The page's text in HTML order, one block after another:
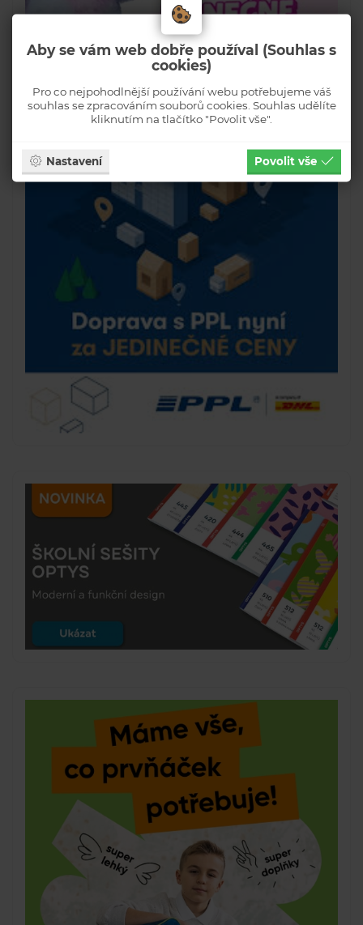
Aby se vám web dobře používal (Souhlas s
cookies)
Pro co nejpohodlnější používání webu potřebujeme váš
souhlas se zpracováním souborů cookies. Souhlas udělíte
kliknutím na tlačítko "Povolit vše".
Nastavení Povolit vše